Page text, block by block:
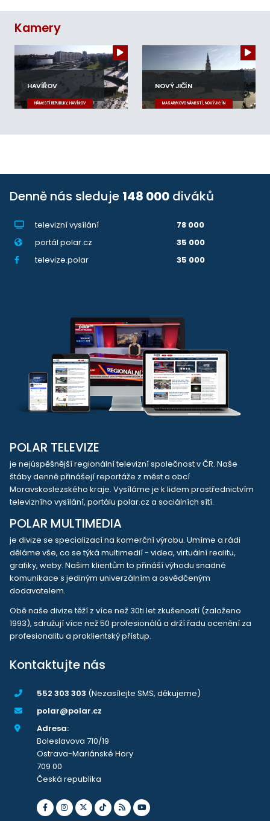
Kamery
HAVÍŘOV
NÁMĚSTÍ REPUBLIKY, HAVÍŘOV
NOVÝ JIČÍN
MASARYKOVO NÁMĚSTÍ, NOVÝ JIČÍN
Denně nás sleduje 148 000 diváků
televizní vysílání
78 000
portál polar.cz
35 000
televize.polar
35 000
POLAR TELEVIZE
je nejúspěšnější regionální televizní společnost v ČR. Naše
štáby denně přinášejí reportáže z měst a obcí
Moravskoslezského kraje. Vysíláme je k lidem prostřednictvím
televizního vysílání, portálu polar.cz a sociálních sítí.
POLAR MULTIMEDIA
je divize se specializací na komerční výrobu. Umíme a rádi
děláme vše, co se týká multimedií - videa, virtuální realitu,
grafiky, weby. Našim klientům to přináší výhodu snadné
komunikace s jediným univerzálním a osvědčeným
dodavatelem.
Obě naše divize těží z více než 30ti let zkušeností (založeno
1993), sdružují více než 50 profesionálů a drží řadu ocenění za
profesionalitu a proklientský přístup.
Kontaktujte nás
552 303 303 (Nezasílejte SMS, děkujeme)
polar@polar.cz
Adresa:
Boleslavova 710/19
Ostrava-Mariánské Hory
709 00
Česká republika